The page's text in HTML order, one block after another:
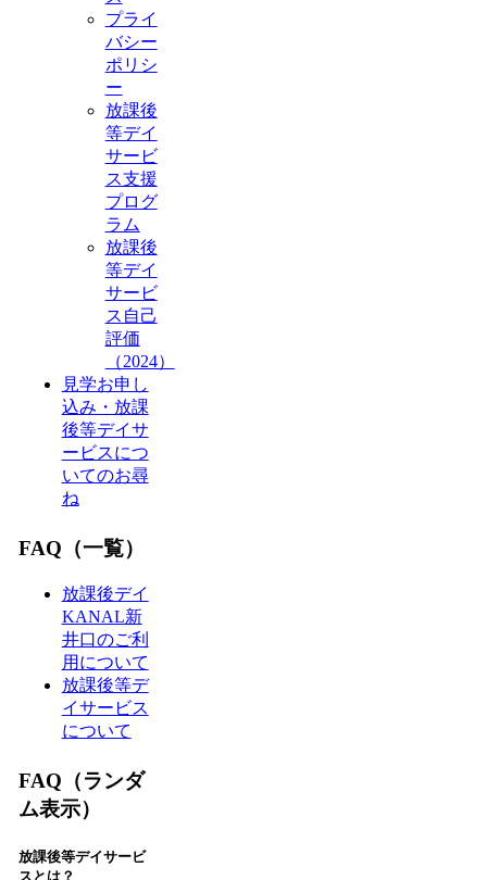
プライ
バシー
ポリシ
ー
放課後
等デイ
サービ
ス支援
プログ
ラム
放課後
等デイ
サービ
ス自己
評価
（2024）
見学お申し
込み・放課
後等デイサ
ービスにつ
いてのお尋
ね
FAQ（一覧）
放課後デイ
KANAL新
井口のご利
用について
放課後等デ
イサービス
について
FAQ（ランダ
ム表示）
放課後等デイサービ
スとは？